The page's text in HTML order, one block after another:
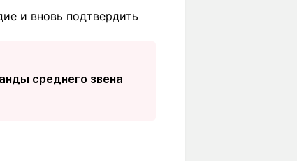
и вновь подтвердить
среднего звена